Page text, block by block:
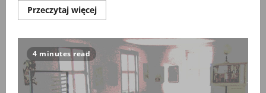
Przeczytaj więcejPrzeczytaj
więcej
4 minutes read